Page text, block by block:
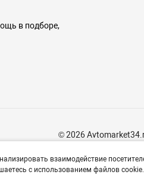
в подборе,
© 2026
взаимодействие
с использованием файлов cookie.